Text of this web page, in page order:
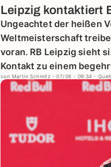
Leipzig kontaktiert
Ungeachtet der heißen
Weltmeisterschaft
voran. RB Leipzig sieht
Kontakt zu einem
von Martin Schmitz - 07/06 - 09:34 -